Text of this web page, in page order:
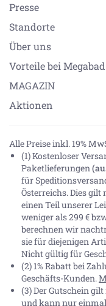
Presse
Standorte
Über uns
Vorteile bei Megabad
MAGAZIN
Aktionen
Alle Preise inkl. 19%
(1) Kostenloser
Paketlieferungen
für
Österreichs. Dies
einen Teil unserer
weniger als 299 €
berechnen wir
sie für diejenigen
Nicht gültig für
(2) 1% Rabatt bei
Geschäfts-Kunden.
(3) Der Gutschein
und kann nur